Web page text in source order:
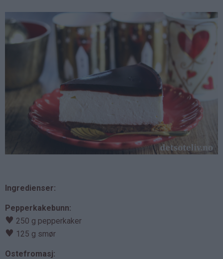
Ingredienser:
Pepperkakebunn:
♥ 250 g pepperkaker
♥ 125 g smør
Ostefromasj: